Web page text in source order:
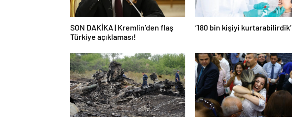
SON DAKİKA | Kremlin’den flaş
Türkiye açıklaması!
‘180 bin kişiyi kurtarabilirdik’